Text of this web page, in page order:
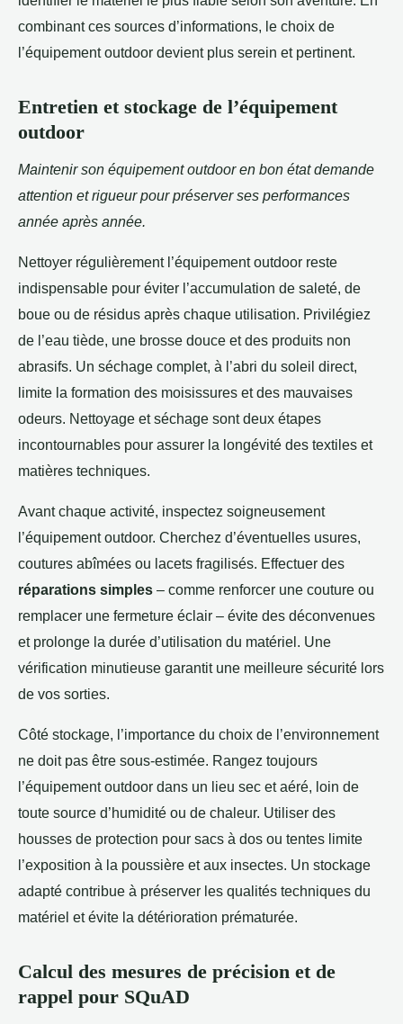
combinant ces sources d’informations, le choix de
l’équipement outdoor devient plus serein et pertinent.
Entretien et stockage de l’équipement
outdoor
Maintenir son équipement outdoor en bon état demande
attention et rigueur pour préserver ses performances
année après année.
Nettoyer régulièrement l’équipement outdoor reste
indispensable pour éviter l’accumulation de saleté, de
boue ou de résidus après chaque utilisation. Privilégiez
de l’eau tiède, une brosse douce et des produits non
abrasifs. Un séchage complet, à l’abri du soleil direct,
limite la formation des moisissures et des mauvaises
odeurs. Nettoyage et séchage sont deux étapes
incontournables pour assurer la longévité des textiles et
matières techniques.
Avant chaque activité, inspectez soigneusement
l’équipement outdoor. Cherchez d’éventuelles usures,
coutures abîmées ou lacets fragilisés. Effectuer des
réparations simples – comme renforcer une couture ou
remplacer une fermeture éclair – évite des déconvenues
et prolonge la durée d’utilisation du matériel. Une
vérification minutieuse garantit une meilleure sécurité lors
de vos sorties.
Côté stockage, l’importance du choix de l’environnement
ne doit pas être sous-estimée. Rangez toujours
l’équipement outdoor dans un lieu sec et aéré, loin de
toute source d’humidité ou de chaleur. Utiliser des
housses de protection pour sacs à dos ou tentes limite
l’exposition à la poussière et aux insectes. Un stockage
adapté contribue à préserver les qualités techniques du
matériel et évite la détérioration prématurée.
Calcul des mesures de précision et de
rappel pour SQuAD